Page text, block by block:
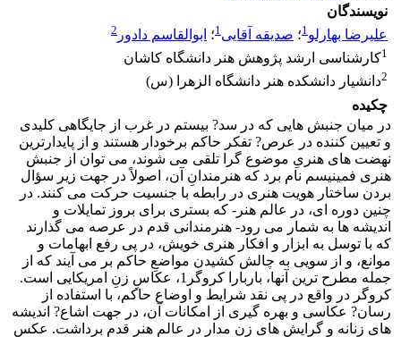
نویسندگان
علیرضا بهارلو1؛ صدیقه آقایی1؛ ابوالقاسم دادور 2
1کارشناسی ارشد پژوهش هنر دانشگاه کاشان
2دانشیار دانشکده هنر دانشگاه الزهرا (س)
چکیده
در میان جنبش هایی که در سد? بیستم در غرب از جایگاهی کلیدی
و تعیین کننده در عرص? تفکر حاکم برخودار هستند و از پایدارترین
نهضت های هنریِ موضوع گرا تلقی می شوند، می توان از جنبش
هنری فمینیسم نام برد که هنرمندانِ آن، اصولاً در جهت زیر سؤال
بردن ساختار هویت هنری در رابطه با جنسیت حرکت می کنند. در
چنین دوره ای، در عالم هنر- که بستری برای بروز تمایلات و
اندیشه ها به شمار می رود- هنرمندانی قدم در عرصه می گذارند
که با توسل به ابزار و افکار هنری خویش، در پی رفع ابهامات و
موانع، و از سویی به چالش کشیدن مواضعِ حاکم بر می آیند که از
جمله مطرح ترین آنها، باربارا کروگر1، عکاسِ زنِ امریکایی است.
کروگر در واقع در پی نقد شرایط و اوضاع حاکم، با استفاده از
رسان? عکاسی و بهره گیری از امکانات آن، در جهت اشاع? اندیشه
های زنانه و گرایش های زن مدار در عالم هنر قدم برداشت. عکس